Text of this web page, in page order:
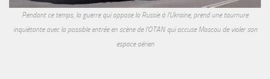
Pendant ce temps, la guerre qui oppose la Russie à l'Ukraine, prend une tournure
inquiétante avec la possible entrée en scène de l'OTAN qui accuse Moscou de violer son
espace aérien